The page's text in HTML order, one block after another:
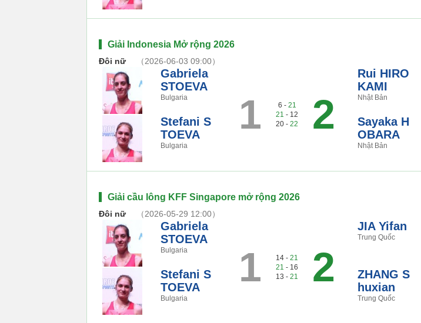
Giải Indonesia Mở rộng 2026
Đôi nữ （2026-06-03 09:00）
Gabriela
STOEVA
Bulgaria
Stefani S
TOEVA
Bulgaria
1 6 - 21
21 - 12
20 - 22 2
Rui HIRO
KAMI
Nhật Bản
Sayaka H
OBARA
Nhật Bản
Giải cầu lông KFF Singapore mở rộng 2026
Đôi nữ （2026-05-29 12:00）
Gabriela
STOEVA
Bulgaria
Stefani S
TOEVA
Bulgaria
1 14 - 21
21 - 16
13 - 21 2
JIA Yifan
Trung Quốc
ZHANG S
huxian
Trung Quốc